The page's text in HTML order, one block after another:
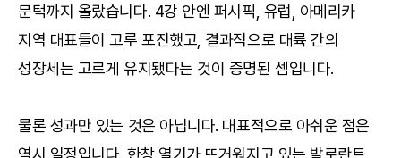
문턱까지 올랐습니다. 4강 안엔 퍼시픽, 유럽, 아메리카
지역 대표들이 고루 포진했고, 결과적으로 대륙 간의
성장세는 고르게 유지됐다는 것이 증명된 셈입니다.
물론 성과만 있는 것은 아닙니다. 대표적으로 아쉬운 점은
역시 일정입니다. 한창 열기가 뜨거워지고 있는 발로란트